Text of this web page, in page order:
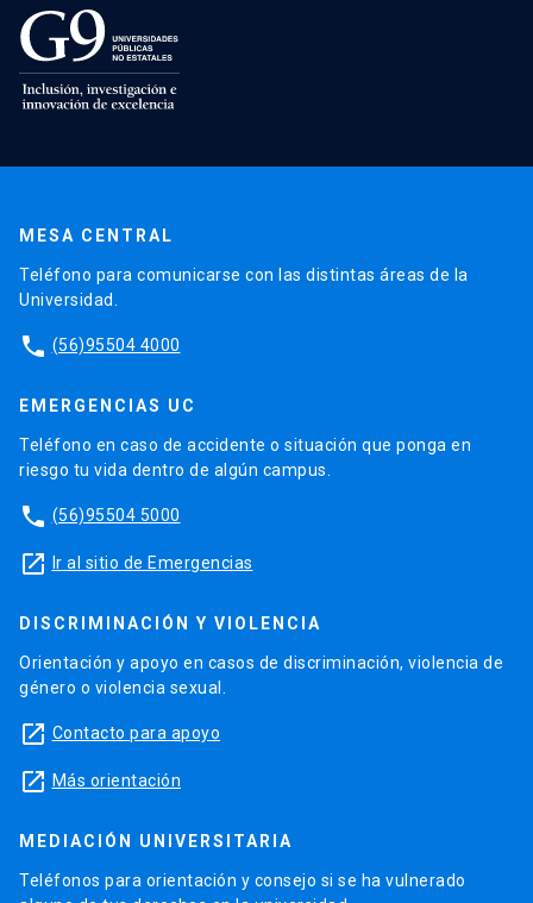
MESA CENTRAL
Teléfono para comunicarse con las distintas áreas de la
Universidad.
phone (56)95504 4000
EMERGENCIAS UC
Teléfono en caso de accidente o situación que ponga en
riesgo tu vida dentro de algún campus.
phone (56)95504 5000
launch Ir al sitio de Emergencias
DISCRIMINACIÓN Y VIOLENCIA
Orientación y apoyo en casos de discriminación, violencia de
género o violencia sexual.
launch Contacto para apoyo
launch Más orientación
MEDIACIÓN UNIVERSITARIA
Teléfonos para orientación y consejo si se ha vulnerado